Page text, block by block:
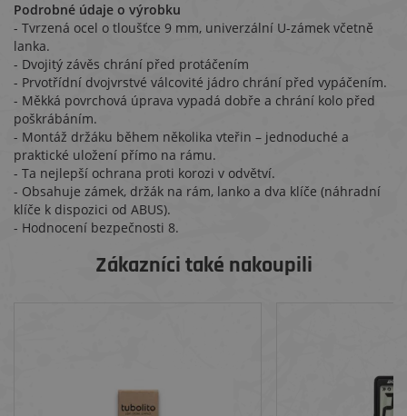
Podrobné údaje o výrobku
- Tvrzená ocel o tloušťce 9 mm, univerzální U-zámek včetně
lanka.
- Dvojitý závěs chrání před protáčením
- Prvotřídní dvojvrstvé válcovité jádro chrání před vypáčením.
- Měkká povrchová úprava vypadá dobře a chrání kolo před
poškrábáním.
- Montáž držáku během několika vteřin – jednoduché a
praktické uložení přímo na rámu.
- Ta nejlepší ochrana proti korozi v odvětví.
- Obsahuje zámek, držák na rám, lanko a dva klíče (náhradní
klíče k dispozici od ABUS).
- Hodnocení bezpečnosti 8.
Zákazníci také nakoupili